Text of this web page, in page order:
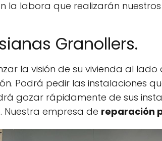
la labora que realizarán
Granollers.
la visión de su vivienda al
Podrá pedir las instalaciones
gozar rápidamente de sus
Nuestra empresa de reparación